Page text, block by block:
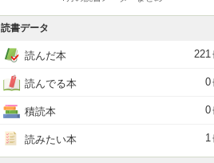
読書データ
読んだ本 221
読んでる本 0
積読本 0
読みたい本 1